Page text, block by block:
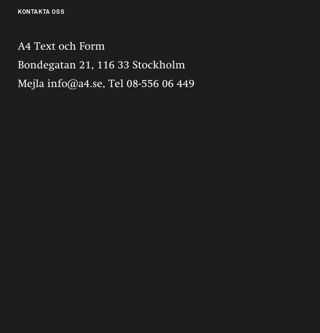
KONTAKTA OSS
A4 Text och Form
Bondegatan 21, 116 33 Stockholm
Mejla info@a4.se, Tel 08-556 06 449